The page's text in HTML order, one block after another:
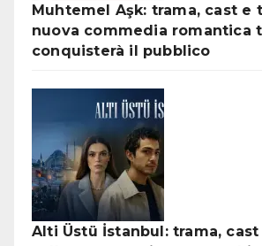
Muhtemel Aşk: trama, cast e
nuova commedia romantica
conquisterà il pubblico
Alti Üstü İstanbul: trama,